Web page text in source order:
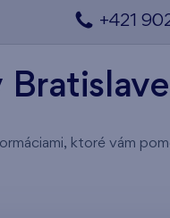
+421
Bratislave
ktoré vám